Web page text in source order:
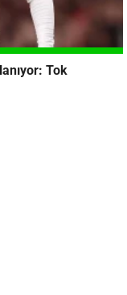
Tok